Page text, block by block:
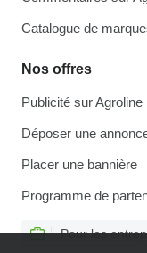
Catalogue de
Nos offres
Publicité sur Agroline
Déposer une
Placer une bannière
Programme de
Pour les